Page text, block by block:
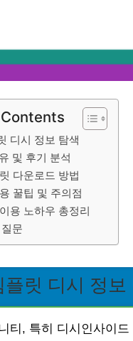
디시 정보 탐색
및 후기 분석
다운로드 방법
꿀팁 및 주의점
용 노하우 총정리
문
플릿 디시 정보
티, 특히 디시인사이